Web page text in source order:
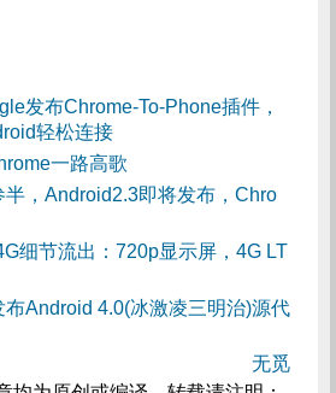
发布Chrome-To-Phone插件，
轻松连接
一路高歌
，Android2.3即将发布，Chro
细节流出：720p显示屏，4G LT
Android 4.0(冰激凌三明治)源代
无觅